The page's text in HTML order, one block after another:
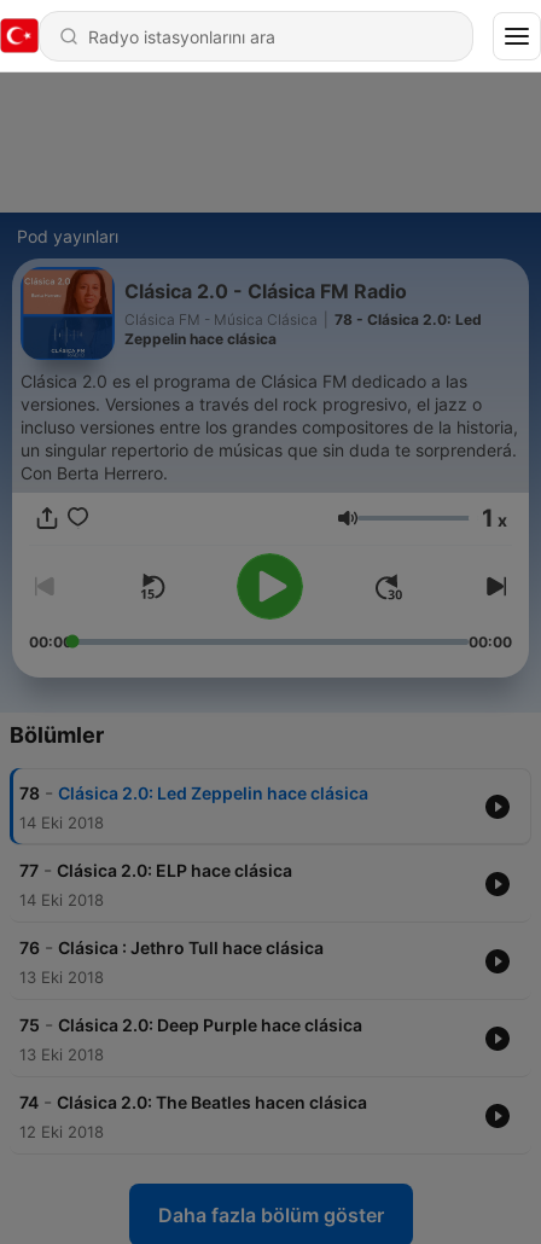
Pod yayınları
Clásica 2.0 - Clásica FM Radio
Clásica FM - Música Clásica
78 - Clásica 2.0: Led
Zeppelin hace clásica
Clásica 2.0 es el programa de Clásica FM dedicado a las
versiones. Versiones a través del rock progresivo, el jazz o
incluso versiones entre los grandes compositores de la historia,
un singular repertorio de músicas que sin duda te sorprenderá.
Con Berta Herrero.
Ses 1 x
00:00 00:00
Bölümler
78 - Clásica 2.0: Led Zeppelin hace clásica
14 Eki 2018
77 - Clásica 2.0: ELP hace clásica
14 Eki 2018
76 - Clásica : Jethro Tull hace clásica
13 Eki 2018
75 - Clásica 2.0: Deep Purple hace clásica
13 Eki 2018
74 - Clásica 2.0: The Beatles hacen clásica
12 Eki 2018
Daha fazla bölüm göster